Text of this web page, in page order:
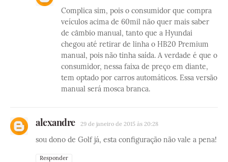
Complica sim, pois o consumidor que compra
veículos acima de 60mil não quer mais saber
de câmbio manual, tanto que a Hyundai
chegou até retirar de linha o HB20 Premium
manual, pois não tinha saída. A verdade é que o
consumidor, nessa faixa de preço em diante,
tem optado por carros automáticos. Essa versão
manual será mosca branca.
alexandre 29 de janeiro de 2015 às 20:28
sou dono de Golf já, esta configuração não vale a pena!
Responder